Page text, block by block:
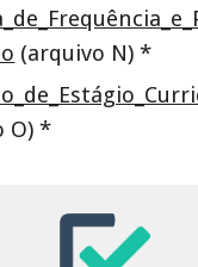
(arquivo N) *
O) *